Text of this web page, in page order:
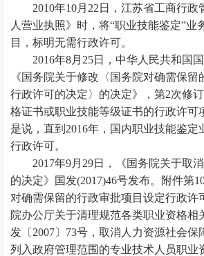
2010年10月22日，江苏省工商行
人营业执照》时，将“职业技能鉴定”业
目，标明无需行政许可。
2016年8月25日，中华人民共和国
《国务院关于修改〈国务院对确需保
行政许可的决定〉的决定》，第2次修
格证书或职业技能等级证书的行政许可
是说，直到2016年，国内职业技能鉴定
行政许可。
2017年9月29日，《国务院关于取
的决定》国发(2017)46号发布。附件第
对确需保留的行政审批项目设定行政许
院办公厅关于清理规范各类职业资格相
发〔2007〕73号，取消人力资源社会保
列入政府管理范围的专业技术人员职业